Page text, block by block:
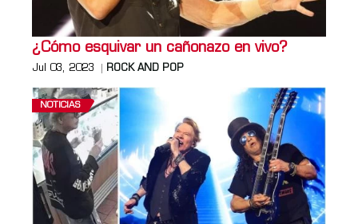
¿Cómo esquivar un cañonazo en vivo?
Jul 03, 2023 ROCK AND POP
NOTICIAS